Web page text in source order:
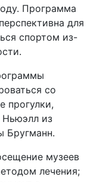
Программа
для
спортом из-
со
прогулки,
Ньюэлл из
Бругманн.
музеев
лечения;